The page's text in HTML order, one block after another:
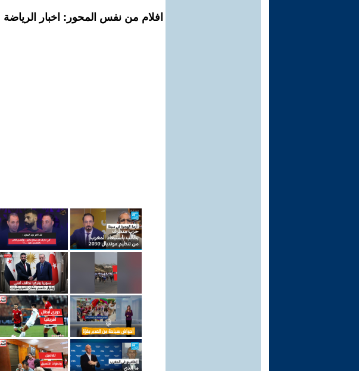
افلام من نفس المحور: اخبار الرياضة